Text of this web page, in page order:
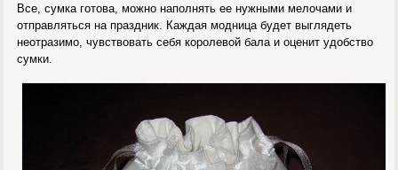
Все, сумка готова, можно наполнять ее нужными мелочами и
отправляться на праздник. Каждая модница будет выглядеть
неотразимо, чувствовать себя королевой бала и оценит удобство
сумки.